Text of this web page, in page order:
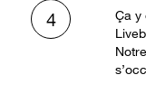
4
Ça y